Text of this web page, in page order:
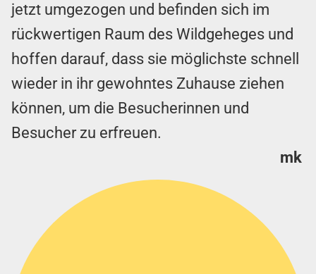
jetzt umgezogen und befinden sich im
rückwertigen Raum des Wildgeheges und
hoffen darauf, dass sie möglichste schnell
wieder in ihr gewohntes Zuhause ziehen
können, um die Besucherinnen und
Besucher zu erfreuen.
mk